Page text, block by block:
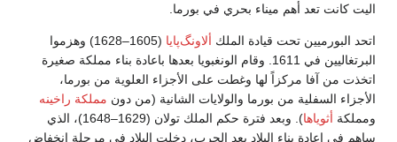
اليت كانت تعد أهم ميناء بحري في بورما.
اتحد البورميين تحت قيادة الملك ألاونگ‌پايا
(1605–1628) وهزموا
البرتغاليين في 1611. وقام الونغبويا بعدها باعادة بناء مملكة صغيرة
اتخذت من آفا مركزاً لها وغطت على الأجزاء العلوية من بورما،
الأجزاء السفلية من بورما والولايات الشانية (من دون مملكة راخينه
ومملكة أثوياها
). وبعد فترة حكم الملك تولان (1629–1648)، الذي
ساهم في اعادة بناء البلاد بعد الحرب، دخلت البلاد في مرحلة انخفاض